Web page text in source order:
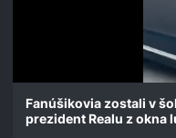
seconds
Fanúšikovia zostali v
prezident Realu z okna